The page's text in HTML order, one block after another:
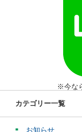
※今な
カテゴリー一覧
お知らせ